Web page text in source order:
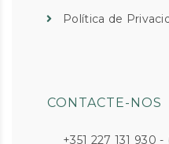
Política de
CONTACTE-NOS
+351 227 131 930